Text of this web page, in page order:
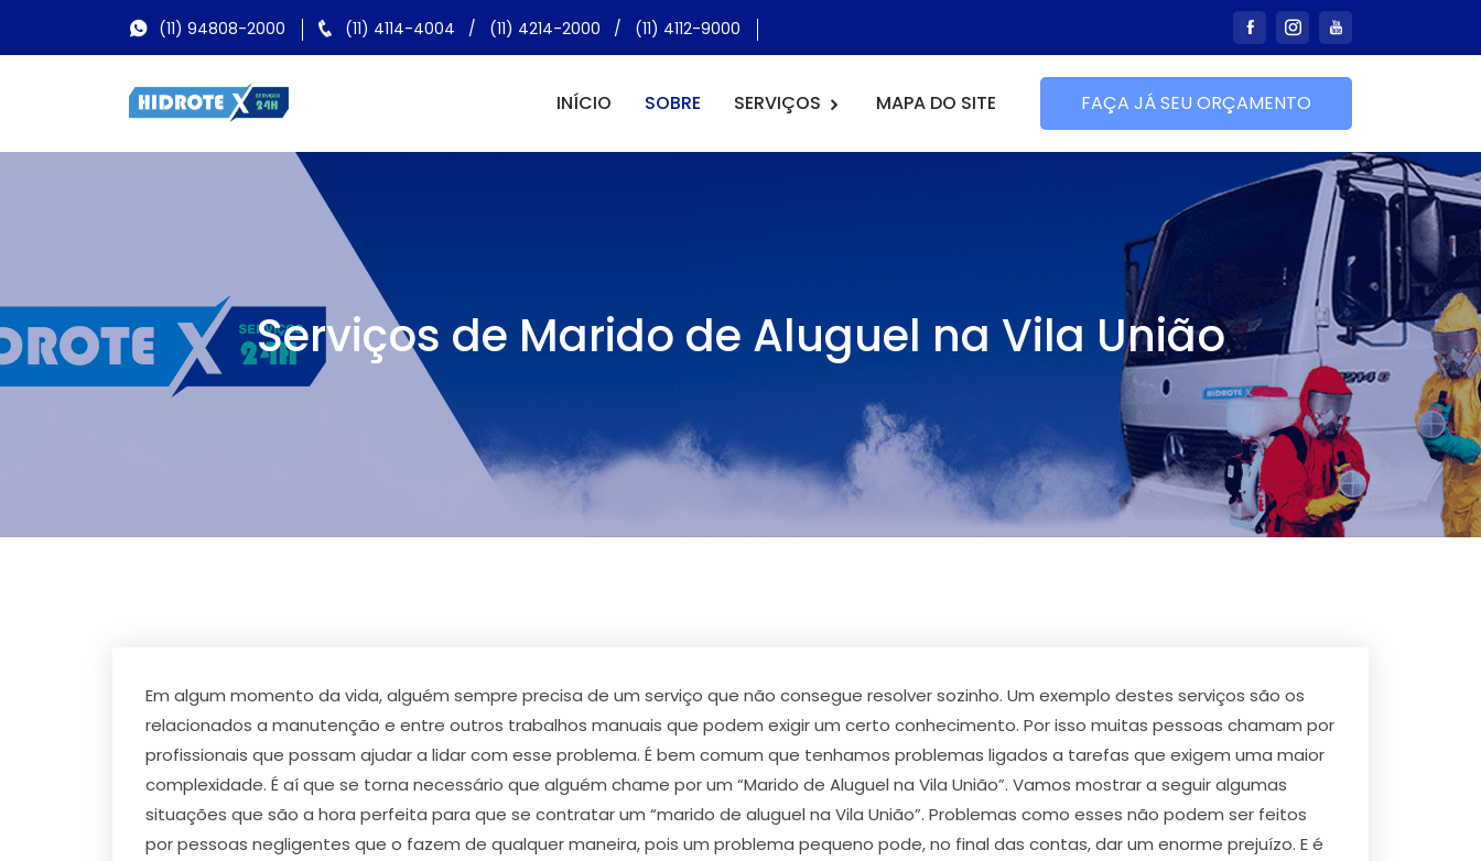
(11) 94808-2000 (11) 4114-4004 / (11) 4214-2000 / (11) 4112-9000
INÍCIO SOBRE SERVIÇOS MAPA DO SITE FAÇA JÁ SEU ORÇAMENTO
Serviços de Marido de Aluguel na Vila União
Em algum momento da vida, alguém sempre precisa de um serviço que não consegue resolver sozinho. Um exemplo destes serviços são os
relacionados a manutenção e entre outros trabalhos manuais que podem exigir um certo conhecimento. Por isso muitas pessoas chamam por
profissionais que possam ajudar a lidar com esse problema. É bem comum que tenhamos problemas ligados a tarefas que exigem uma maior
complexidade. É aí que se torna necessário que alguém chame por um “Marido de Aluguel na Vila União”. Vamos mostrar a seguir algumas
situações que são a hora perfeita para que se contratar um “marido de aluguel na Vila União”. Problemas como esses não podem ser feitos
por pessoas negligentes que o fazem de qualquer maneira, pois um problema pequeno pode, no final das contas, dar um enorme prejuízo. E é